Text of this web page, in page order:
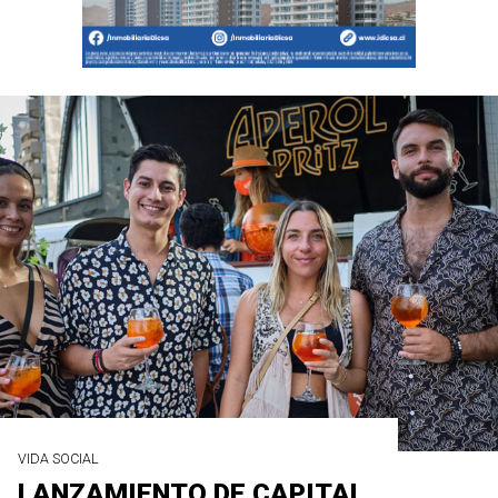
VIDA SOCIAL